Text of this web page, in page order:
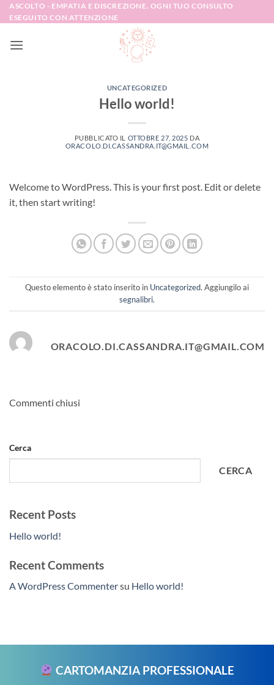
Salta
ai
ASCOLTO - EMPATIA E DISCREZIONE. OGNI TUO CONSULTO
ESEGUITO CON ATTENZIONE
UNCATEGORIZED
Hello world!
PUBBLICATO IL OTTOBRE 27, 2025 DA
ORACOLO.DI.CASSANDRA.IT@GMAIL.COM
Welcome to WordPress. This is your first post. Edit or delete
it, then start writing!
Questo elemento è stato inserito in Uncategorized. Aggiungilo ai
segnalibri.
ORACOLO.DI.CASSANDRA.IT@GMAIL.COM
Commenti chiusi
Cerca
CERCA
Recent Posts
Hello world!
Recent Comments
A WordPress Commentersu Hello world!
CARTOMANZIA PROFESSIONALE